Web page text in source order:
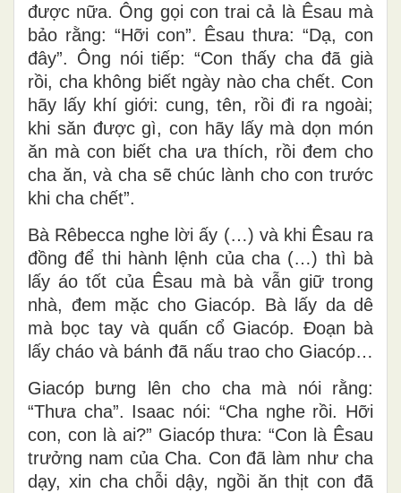
được nữa. Ông gọi con trai cả là Êsau mà
bảo rằng: “Hỡi con”. Êsau thưa: “Dạ, con
đây”. Ông nói tiếp: “Con thấy cha đã già
rồi, cha không biết ngày nào cha chết. Con
hãy lấy khí giới: cung, tên, rồi đi ra ngoài;
khi săn được gì, con hãy lấy mà dọn món
ăn mà con biết cha ưa thích, rồi đem cho
cha ăn, và cha sẽ chúc lành cho con trước
khi cha chết”.
Bà Rêbecca nghe lời ấy (…) và khi Êsau ra
đồng để thi hành lệnh của cha (…) thì bà
lấy áo tốt của Êsau mà bà vẫn giữ trong
nhà, đem mặc cho Giacóp. Bà lấy da dê
mà bọc tay và quấn cổ Giacóp. Ðoạn bà
lấy cháo và bánh đã nấu trao cho Giacóp…
Giacóp bưng lên cho cha mà nói rằng:
“Thưa cha”. Isaac nói: “Cha nghe rồi. Hỡi
con, con là ai?” Giacóp thưa: “Con là Êsau
trưởng nam của Cha. Con đã làm như cha
dạy, xin cha chỗi dậy, ngồi ăn thịt con đã